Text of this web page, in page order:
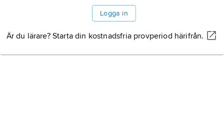
Logga in
Är du lärare? Starta din kostnadsfria provperiod härifrån.